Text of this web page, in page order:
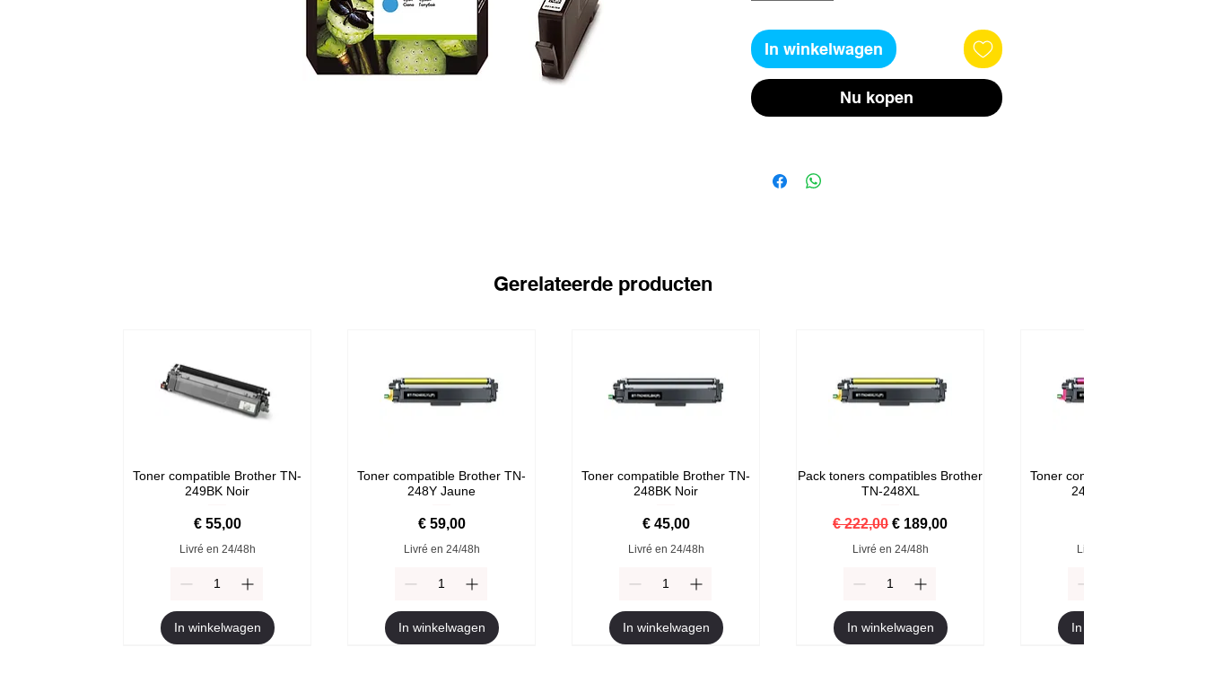
In winkelwagen
Nu kopen
Gerelateerde producten
Toner compatible Brother TN-
249BK Noir
Prijs
€ 55,00
Livré en 24/48h
In winkelwagen
Toner compatible Brother TN-
248Y Jaune
Prijs
€ 59,00
Livré en 24/48h
In winkelwagen
Toner compatible Brother TN-
248BK Noir
Prijs
€ 45,00
Livré en 24/48h
In winkelwagen
Pack toners compatibles Brother
TN-248XL
Normale prijs
€ 222,00 Verkoopprijs
€ 189,00
Livré en 24/48h
In winkelwagen
Toner compatible Brother TN-
248M Magenta
Livré en 24/48h
In winkelwagen